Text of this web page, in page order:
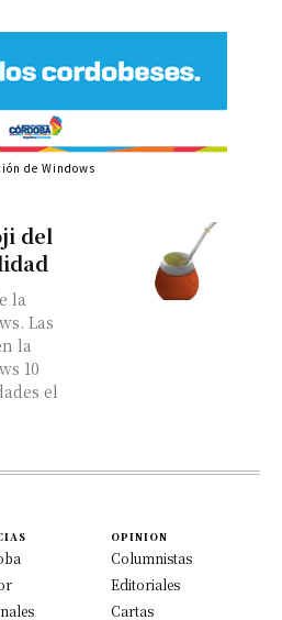
del
la
la
10
el
de Windows
OPINION
Columnistas
Editoriales
Cartas